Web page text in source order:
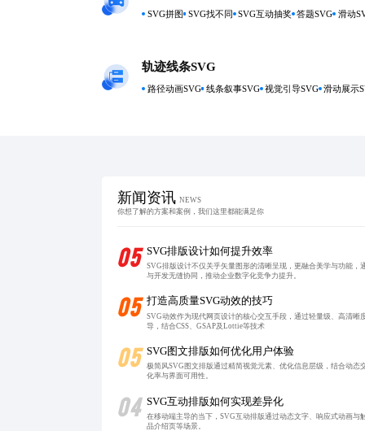
SVG拼图 SVG找不同 SVG互动抽奖 答题SVG 滑动
轨迹线条SVG
路径动画SVG 线条叙事SVG 视觉引导SVG 滑动展示
新闻资讯 NEWS
你想了解的方案和案例，我们这里都能满足你
05 SVG排版设计如何提升效率
SVG排版设计不仅关乎矢量图形的清晰呈现，更融合美学与功能
与开发无缝协同，推动企业数字化竞争力提升。
05 打造高质量SVG动效的技巧
SVG动效作为现代网页设计的核心交互手段，通过轻量级、高清
导，结合CSS、GSAP及Lottie等技术
05 SVG图文排版如何优化用户体验
极简风SVG图文排版通过精简视觉元素、优化信息层级，结合动
化率与界面可用性。
04 SVG互动排版如何实现差异化
在移动端主导的当下，SVG互动排版通过动态文字、响应式动画
品介绍页等场景。